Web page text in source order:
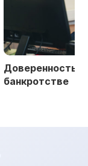
Доверенность
банкротстве